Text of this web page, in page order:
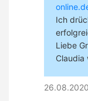
Ich
Liebe
Claudia